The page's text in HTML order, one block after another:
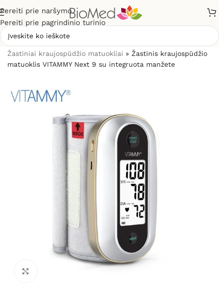
Pereiti prie naršymo
Pereiti prie pagrindinio turinio
Žastiniai kraujospūdžio matuokliai » Žastinis kraujospūdžio
matuoklis VITAMMY Next 9 su integruota manžete